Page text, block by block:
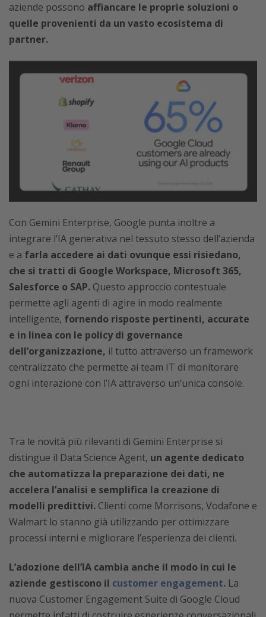
aziende possono affiancare le proprie soluzioni o
quelle provenienti da un vasto ecosistema di
partner.
Con Gemini Enterprise, Google punta inoltre a
integrare l’IA generativa nel tessuto stesso dell’azienda
e a farla accedere ai dati ovunque essi risiedano,
che si tratti di Google Workspace, Microsoft 365,
Salesforce o SAP. Questo approccio contestuale
permette agli agenti di agire in modo realmente
intelligente, fornendo risposte pertinenti, accurate
e in linea con le policy di governance
dell’organizzazione, il tutto attraverso un framework
centralizzato che permette ai team IT di monitorare
ogni interazione con l’IA attraverso un’unica console.
Tra le novità più rilevanti di Gemini Enterprise si
distingue il Data Science Agent, un agente dedicato
che automatizza la preparazione dei dati, ne
accelera l’analisi e semplifica la creazione di
modelli predittivi. Clienti come Morrisons, Vodafone e
Walmart lo stanno già utilizzando per ottimizzare
processi interni e migliorare l’esperienza dei clienti.
L’adozione dell’IA cambia anche il modo in cui le
aziende gestiscono il customer engagement. La
nuova Customer Engagement Suite di Google Cloud